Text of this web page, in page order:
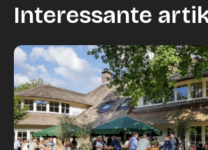
Interessante